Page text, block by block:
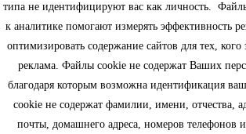
типа не идентифицируют вас как личность.
к аналитике помогают измерять эффективность
оптимизировать содержание сайтов для тех, кого
реклама. Файлы cookie не содержат Ваших
благодаря которым возможна идентификация
cookie не содержат фамилии, имени, отчества,
почты, домашнего адреса, номеров телефонов
Информация
Моя учетная запись
Контактная информация